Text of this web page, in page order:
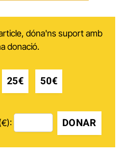
dóna'ns suport amb
donació.
25€ 50€
DONAR